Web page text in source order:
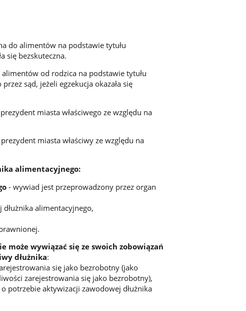
do alimentów na podstawie tytułu
się bezskuteczna.
od rodzica na podstawie tytułu
sąd, jeżeli egzekucja okazała się
miasta właściwego ze względu na
miasta właściwy ze względu na
alimentacyjnego:
- wywiad jest przeprowadzony przez organ
alimentacyjnego,
wywiązać się ze swoich zobowiązań
dłużnika:
się jako bezrobotny (jako
zarejestrowania się jako bezrobotny),
potrzebie aktywizacji zawodowej dłużnika